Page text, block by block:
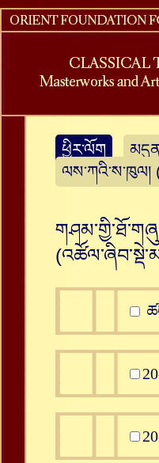
ཕྱིར་ལོག
ལས་ཀའི་ས་ཁུལ།